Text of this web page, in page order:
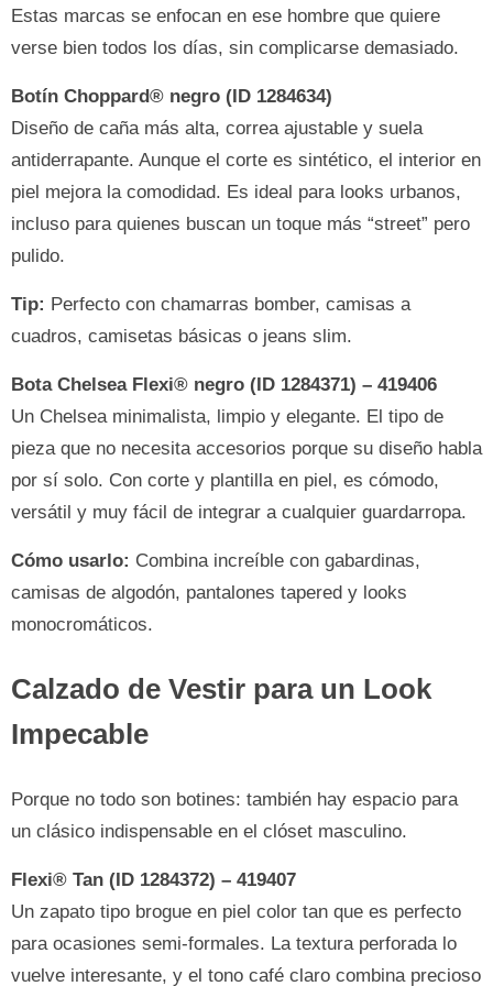
Estas marcas se enfocan en ese hombre que quiere
verse bien todos los días, sin complicarse demasiado.
Botín Choppard® negro (ID 1284634)
Diseño de caña más alta, correa ajustable y suela
antiderrapante. Aunque el corte es sintético, el interior en
piel mejora la comodidad. Es ideal para looks urbanos,
incluso para quienes buscan un toque más “street” pero
pulido.
Tip: Perfecto con chamarras bomber, camisas a
cuadros, camisetas básicas o jeans slim.
Bota Chelsea Flexi® negro (ID 1284371) – 419406
Un Chelsea minimalista, limpio y elegante. El tipo de
pieza que no necesita accesorios porque su diseño habla
por sí solo. Con corte y plantilla en piel, es cómodo,
versátil y muy fácil de integrar a cualquier guardarropa.
Cómo usarlo: Combina increíble con gabardinas,
camisas de algodón, pantalones tapered y looks
monocromáticos.
Calzado de Vestir para un Look
Impecable
Porque no todo son botines: también hay espacio para
un clásico indispensable en el clóset masculino.
Flexi® Tan (ID 1284372) – 419407
Un zapato tipo brogue en piel color tan que es perfecto
para ocasiones semi-formales. La textura perforada lo
vuelve interesante, y el tono café claro combina precioso